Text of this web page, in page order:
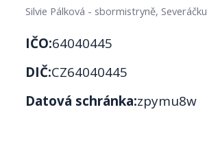
Silvie Pálková - sbormistryně, Severáčku
IČO:64040445
DIČ:CZ64040445
Datová schránka:zpymu8w